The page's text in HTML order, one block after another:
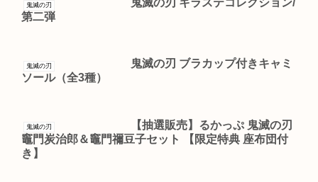
鬼滅の刃
鬼滅の刃 キラステコレクション/
第二弾
鬼滅の刃
鬼滅の刃 ブラカップ付きキャミ
ソール（全3種）
鬼滅の刃
【抽選販売】るかっぷ 鬼滅の刃
竈門炭治郎＆竈門禰豆子セット 【限定特典 座布団付
き】